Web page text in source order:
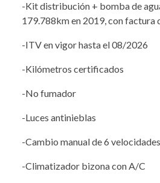
-Kit distribución + bomba de
179.788km en 2019, con factura
-ITV en vigor hasta el 08/2026
-Kilómetros certificados
-No fumador
-Luces antinieblas
-Cambio manual de 6 velocidades
-Climatizador bizona con A/C